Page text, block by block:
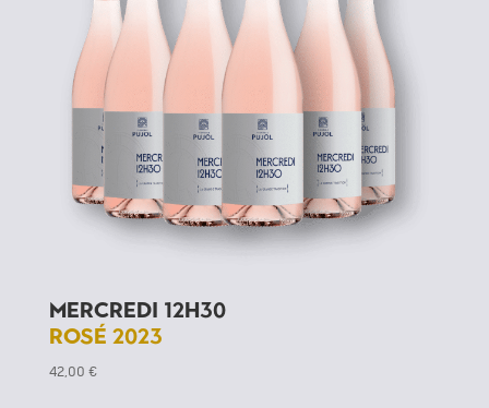
Mercredi 12h30
Rosé 2023
42,00 €